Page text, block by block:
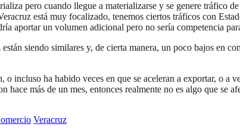
pero cuando llegue a materializarse y se genere tráfico
está muy focalizado, tenemos ciertos tráficos con
aportar un volumen adicional pero no sería competencia
siendo similares y, de cierta manera, un poco bajos en
incluso ha habido veces en que se aceleran a exportar, o a
más de un mes, entonces realmente no es algo que se
Veracruz